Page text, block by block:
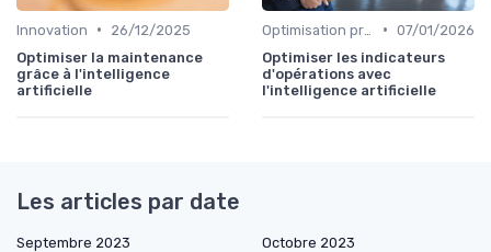
Innovation •
26/12/2025
Optimiser la maintenance
grâce à l'intelligence
artificielle
• 07/01/2026
Optimiser les indicateurs
d'opérations avec
l'intelligence artificielle
Les articles par date
Septembre 2023
Octobre 2023